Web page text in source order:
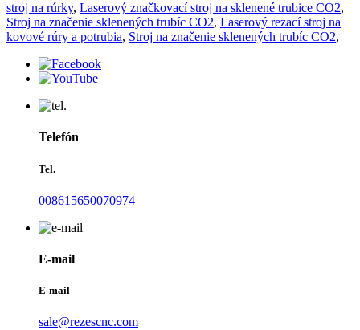
stroj na rúrky, Laserový značkovací stroj na sklenené trubice CO2,
Stroj na značenie sklenených trubíc CO2, Laserový rezací stroj na
kovové rúry a potrubia, Stroj na značenie sklenených trubíc CO2,
Telefón
Tel.
008615650070974
E-mail
E-mail
sale@rezescnc.com